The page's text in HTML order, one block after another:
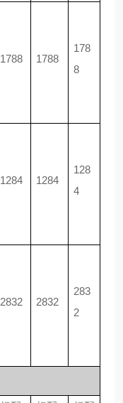
1788 1788
178
8
1284 1284
128
4
2832 2832
283
2